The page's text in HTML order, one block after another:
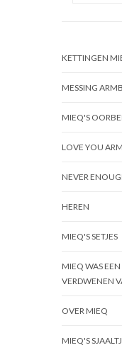
KETTINGEN
MESSING
MIEQ'S
LOVE YOU
NEVER
HEREN
MIEQ'S SETJES
MIEQ WAS EEN
VERDWENEN
OVER MIEQ
MIEQ'S